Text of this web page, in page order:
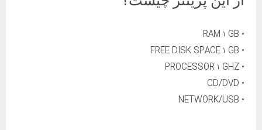
• RAM ۱ GB
• FREE DISK SPACE ۱ GB
• PROCESSOR ۱ GHZ
• CD/DVD
• NETWORK/USB